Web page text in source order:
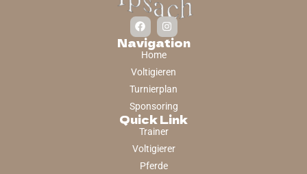
Navigation
Home
Voltigieren
Turnierplan
Sponsoring
Quick Link
Trainer
Voltigierer
Pferde